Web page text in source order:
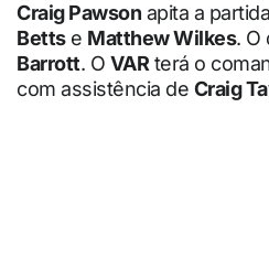
Craig Pawson apita a
Bettse Matthew Wilkes. O
Barrott. O VAR terá o
com assistência de Craig